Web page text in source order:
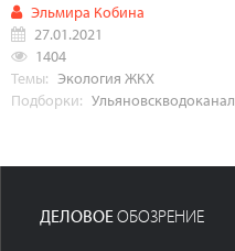
Эльмира Кобина
27.01.2021
1404
Темы: Экология ЖКХ
Подборки: Ульяновскводоканал
ДЕЛОВОЕОБОЗРЕНИЕ